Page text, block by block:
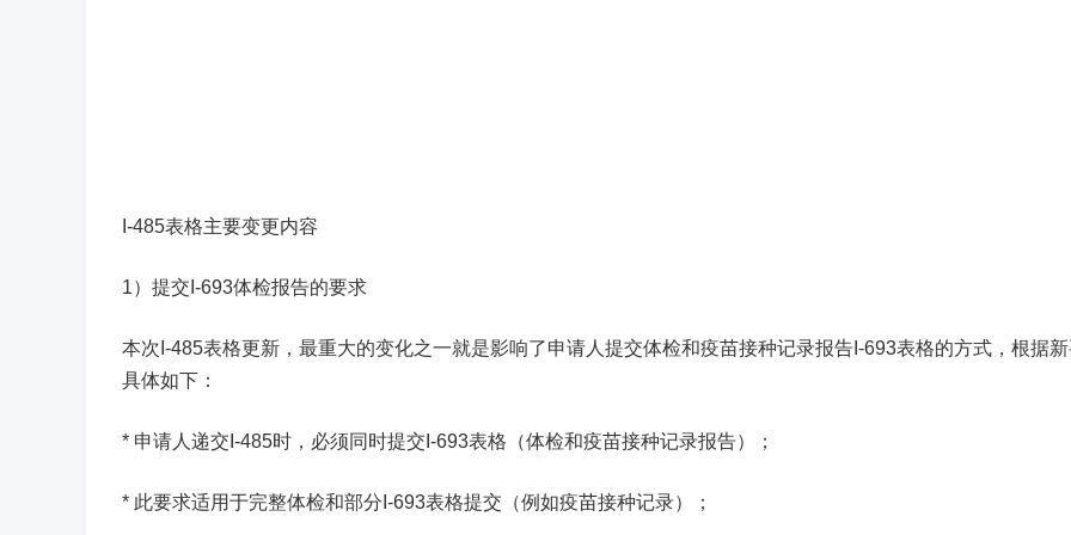
I-485表格主要变更内容
1）提交I-693体检报告的要求
本次I-485表格更新，最重大的变化之一就是影响了申请人提交体检和疫苗接种记录报告I-693表格的方式，根据
具体如下：
* 申请人递交I-485时，必须同时提交I-693表格（体检和疫苗接种记录报告）；
* 此要求适用于完整体检和部分I-693表格提交（例如疫苗接种记录）；